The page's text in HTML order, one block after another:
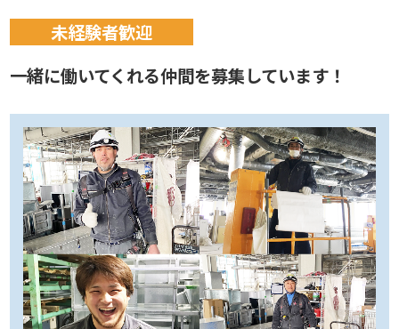
未経験者歓迎
一緒に働いてくれる仲間を募集しています！